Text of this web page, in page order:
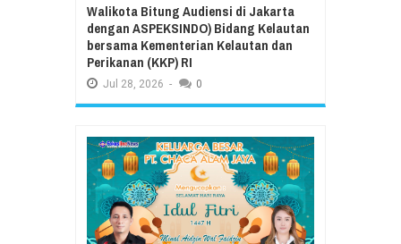
Walikota Bitung Audiensi di Jakarta
dengan ASPEKSINDO) Bidang Kelautan
bersama Kementerian Kelautan dan
Perikanan (KKP) RI
Jul 28, 2026 - 0